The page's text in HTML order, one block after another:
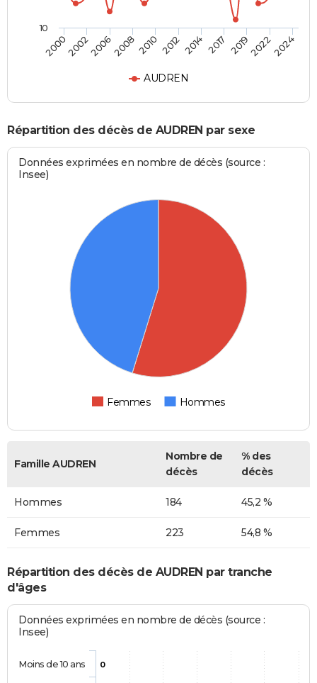
AUDREN
20002002200620082010 2012 2014 2017 201920222024
10
Répartition des décès de AUDREN par sexe
Données exprimées en nombre de décès (source :
Insee)
Femmes Hommes
Famille AUDREN
Nombre de
décès
% des
décès
Hommes 184 45,2 %
Femmes 223 54,8 %
Répartition des décès de AUDREN par tranche
d'âges
Données exprimées en nombre de décès (source :
Insee)
0
Moins de 10 ans